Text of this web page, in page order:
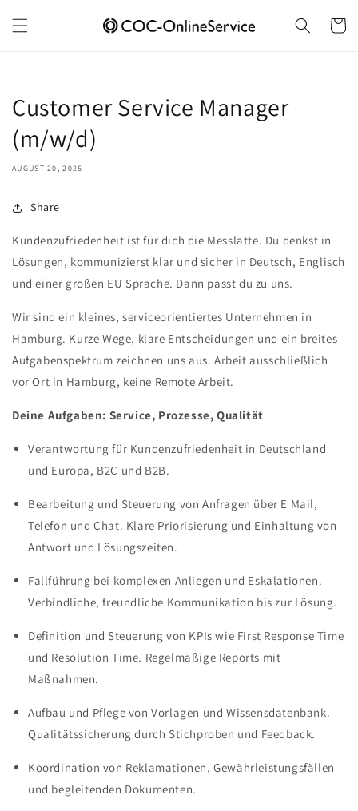
content
Cart
Customer Service Manager
(m/w/d)
AUGUST 20, 2025
Share
Kundenzufriedenheit ist für dich die Messlatte. Du denkst in
Lösungen, kommunizierst klar und sicher in Deutsch, Englisch
und einer großen EU Sprache. Dann passt du zu uns.
Wir sind ein kleines, serviceorientiertes Unternehmen in
Hamburg. Kurze Wege, klare Entscheidungen und ein breites
Aufgabenspektrum zeichnen uns aus. Arbeit ausschließlich
vor Ort in Hamburg, keine Remote Arbeit.
Deine Aufgaben: Service, Prozesse, Qualität
Verantwortung für Kundenzufriedenheit in Deutschland
und Europa, B2C und B2B.
Bearbeitung und Steuerung von Anfragen über E Mail,
Telefon und Chat. Klare Priorisierung und Einhaltung von
Antwort und Lösungszeiten.
Fallführung bei komplexen Anliegen und Eskalationen.
Verbindliche, freundliche Kommunikation bis zur Lösung.
Definition und Steuerung von KPIs wie First Response Time
und Resolution Time. Regelmäßige Reports mit
Maßnahmen.
Aufbau und Pflege von Vorlagen und Wissensdatenbank.
Qualitätssicherung durch Stichproben und Feedback.
Koordination von Reklamationen, Gewährleistungsfällen
und begleitenden Dokumenten.